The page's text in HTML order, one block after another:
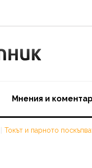
Мнения и
Токът и парното